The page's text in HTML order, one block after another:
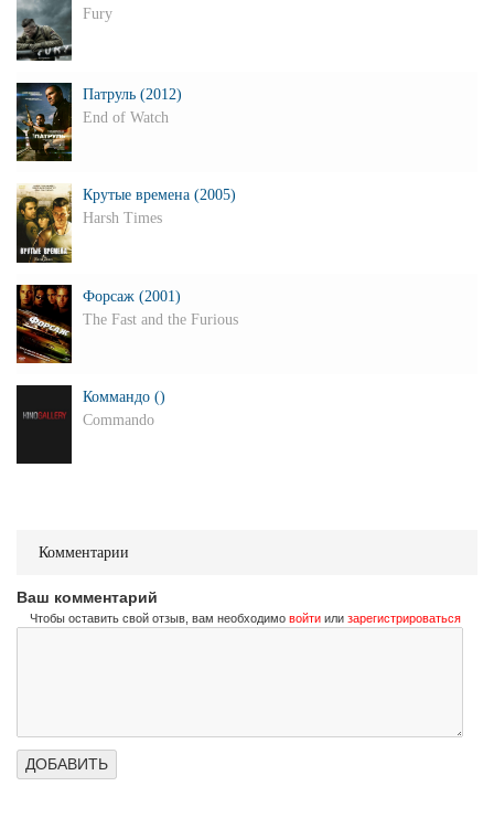
Fury
Патруль (2012)
End of Watch
Крутые времена (2005)
Harsh Times
Форсаж (2001)
The Fast and the Furious
Коммандо ()
Commando
Комментарии
Ваш комментарий
Чтобы оставить свой отзыв, вам необходимо войти или зарегистрироваться